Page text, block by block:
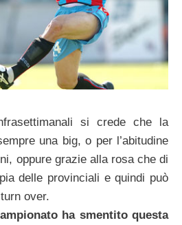
si crede che la
una big, o per l’abitudine
oppure grazie alla rosa che di
delle provinciali e quindi può
over.
ha smentito questa